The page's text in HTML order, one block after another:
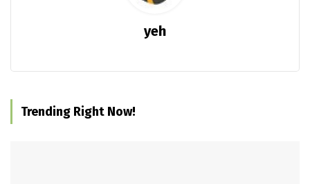
yeh
Trending Right Now!